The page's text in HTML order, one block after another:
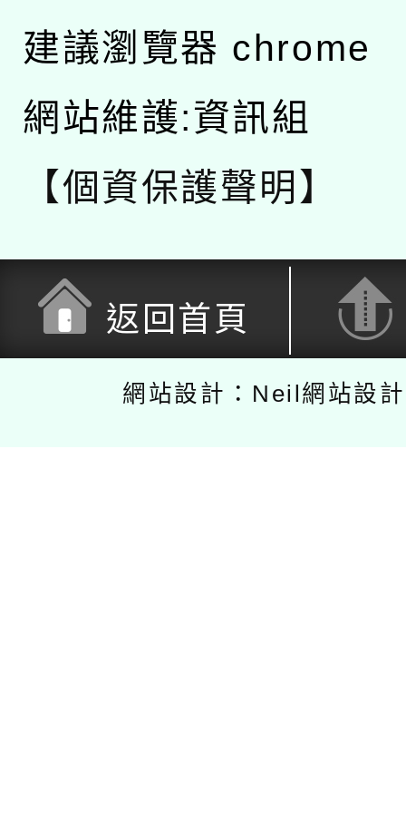
建議瀏覽器 chrome
網站維護:資訊組
【個資保護聲明】
返回首頁
網站設計：Neil網站設